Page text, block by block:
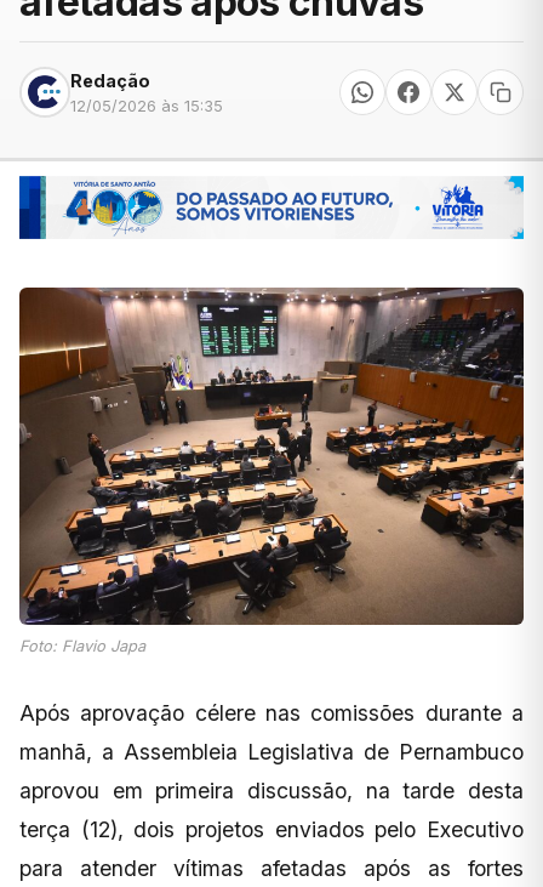
Redação
12/05/2026 às 15:35
Foto: Flavio Japa
Após aprovação célere nas comissões durante a
manhã, a Assembleia Legislativa de Pernambuco
aprovou em primeira discussão, na tarde desta
terça (12), dois projetos enviados pelo Executivo
para atender vítimas afetadas após as fortes